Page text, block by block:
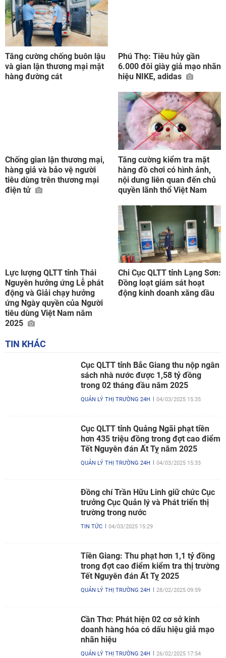
Tăng cường chống buôn lậu
và gian lận thương mại mặt
hàng đường cát
Phú Thọ: Tiêu hủy gần
6.000 đôi giày giả mạo nhãn
hiệu NIKE, adidas
Chống gian lận thương mại,
hàng giả và bảo vệ người
tiêu dùng trên thương mại
điện tử
Tăng cường kiểm tra mặt
hàng đồ chơi có hình ảnh,
nội dung liên quan đến chủ
quyền lãnh thổ Việt Nam
Lực lượng QLTT tỉnh Thái
Nguyên hưởng ứng Lễ phát
động và Giải chạy hưởng
ứng Ngày quyền của Người
tiêu dùng Việt Nam năm
2025
Chi Cục QLTT tỉnh Lạng Sơn:
Đồng loạt giám sát hoạt
động kinh doanh xăng dầu
TIN KHÁC
Cục QLTT tỉnh Bắc Giang thu nộp ngân
sách nhà nước được 1,58 tỷ đồng
trong 02 tháng đầu năm 2025
QUẢN LÝ THỊ TRƯỜNG 24H 04/03/2025 15:35
Cục QLTT tỉnh Quảng Ngãi phạt tiền
hơn 435 triệu đồng trong đợt cao điểm
Tết Nguyên đán Ất Tỵ năm 2025
QUẢN LÝ THỊ TRƯỜNG 24H 04/03/2025 15:33
Đồng chí Trần Hữu Linh giữ chức Cục
trưởng Cục Quản lý và Phát triển thị
trường trong nước
TIN TỨC 04/03/2025 15:29
Tiền Giang: Thu phạt hơn 1,1 tỷ đồng
trong đợt cao điểm kiểm tra thị trường
Tết Nguyên đán Ất Tỵ 2025
QUẢN LÝ THỊ TRƯỜNG 24H 28/02/2025 09:59
Cần Thơ: Phát hiện 02 cơ sở kinh
doanh hàng hóa có dấu hiệu giả mạo
nhãn hiệu
QUẢN LÝ THỊ TRƯỜNG 24H 26/02/2025 17:54